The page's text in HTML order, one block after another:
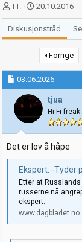
T
r
å
d
a
r
t
e
TT.
S
t
a
r
a
t
o
20.10.2016
Diskusjonstråd
Forrige
03.06.2026
tjua
Hi-Fi freak
Det er lov å håpe
Ekspert: -Tyder
Etter at
russerne nå
ekspert.
www.dagbladet.no